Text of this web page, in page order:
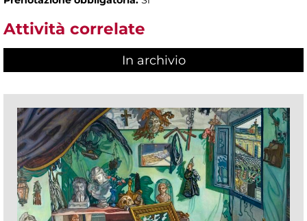
Attività correlate
In archivio